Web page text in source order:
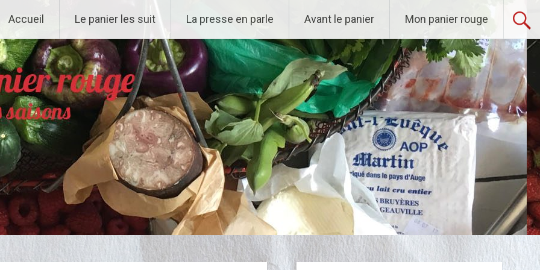
Accueil Le panier les suit La presse en parle Avant le panier Mon panier rouge